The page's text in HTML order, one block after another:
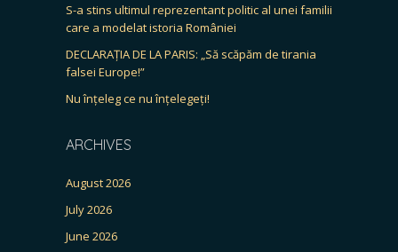
S-a stins ultimul reprezentant politic al unei familii
care a modelat istoria României
DECLARAȚIA DE LA PARIS: „Să scăpăm de tirania
falsei Europe!”
Nu înțeleg ce nu înțelegeți!
ARCHIVES
August 2026
July 2026
June 2026